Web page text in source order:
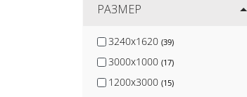
РАЗМЕР
3240x1620 (39)
3000x1000 (17)
1200x3000 (15)